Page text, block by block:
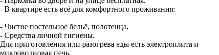
- В квартире есть всё для комфортного проживания:
- Чистое постельное бельё, полотенца,
- Средства личной гигиены.
Для приготовления или разогрева еды есть электроплита и
микроволновая печь.